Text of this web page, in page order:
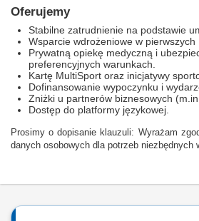
Oferujemy
Stabilne zatrudnienie na podstawie
Wsparcie wdrożeniowe w pierwszych
Prywatną opiekę medyczną i
preferencyjnych warunkach.
Kartę MultiSport oraz inicjatywy
Dofinansowanie wypoczynku i
Zniżki u partnerów biznesowych
Dostęp do platformy językowej.
Prosimy o dopisanie klauzuli: Wyrażam
danych osobowych dla potrzeb niezbędnych